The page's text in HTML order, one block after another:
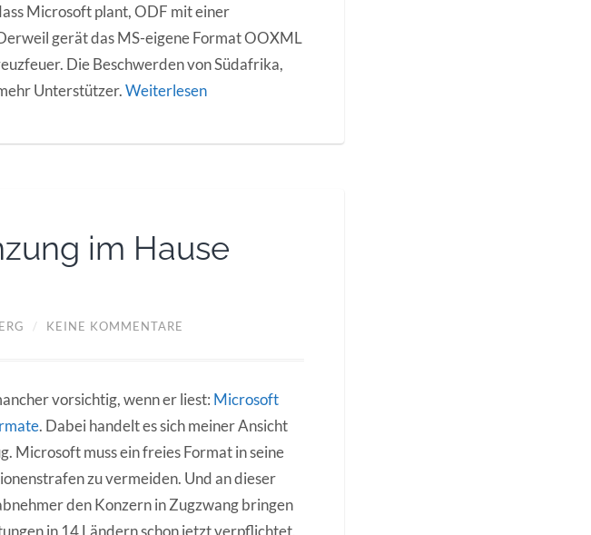
Microsoft plant, ODF mit einer
gerät das MS-eigene Format OOXML
Die Beschwerden von Südafrika,
Unterstützer.Weiterlesen
im Hause
/ KEINE KOMMENTARE
vorsichtig, wenn er liest: Microsoft
. Dabei handelt es sich meiner Ansicht
Microsoft muss ein freies Format in seine
zu vermeiden. Und an dieser
den Konzern in Zugzwang bringen
in 14 Ländern schon jetzt verpflichtet,